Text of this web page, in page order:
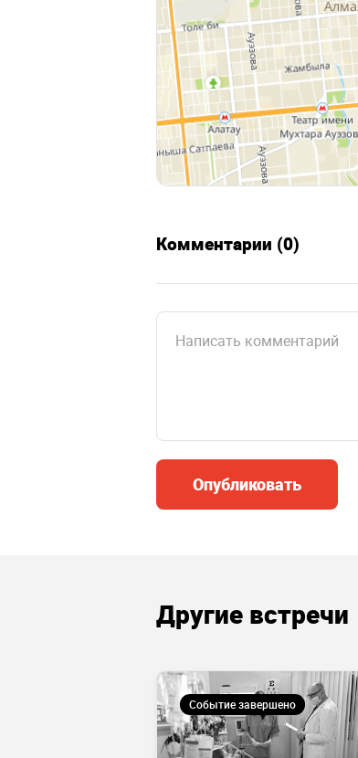
Комментарии (0)
Опубликовать
Другие встречи
Событие завершено